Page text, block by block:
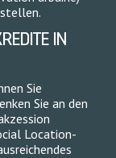
IN
Sie
Sie an den
Location-